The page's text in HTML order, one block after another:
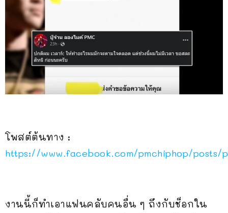
โพสต์ต้นทาง :
https://www.facebook.com/pmchiphop/posts/
งานนี้ก็ทำเอาแฟนคลับคนอื่น ๆ ถึงกับช็อกใน